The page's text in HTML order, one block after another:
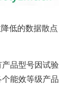
低的数据散点
品型号因试验
能效等级产品